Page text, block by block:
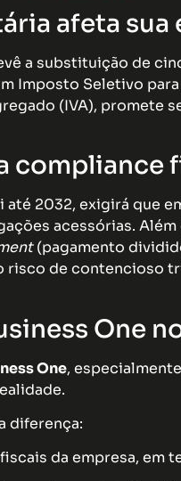
afeta sua
a substituição de
Imposto Seletivo
(IVA), promete
compliance
até 2032, exigirá que
acessórias. Além
(pagamento
risco de contencioso
One
One,
diferença:
da empresa, em